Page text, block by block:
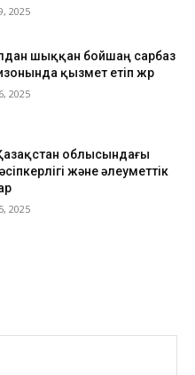
2025
шыққан бойшаң сарбаз
қызмет етіп жүр
2025
Қазақстан облысындағы
және әлеуметтік
2025